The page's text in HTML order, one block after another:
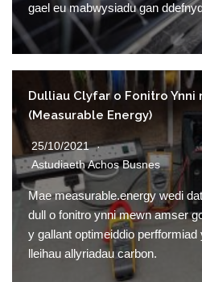
gael eu mabwysiadu gan
Dulliau Clyfar o Fonitro Ynni
(Measurable Energy)
25/10/2021
Astudiaeth Achos Busnes
Mae measurable.energy wedi
dull o fonitro ynni mewn amser
y gallant optimeiddio perfformiad
lleihau allyriadau carbon.